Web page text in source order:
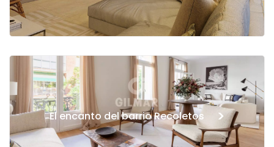
El encanto del barrio Recoletos >